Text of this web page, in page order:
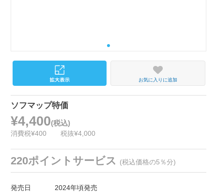
お気に入りに追加
ソフマップ特価
¥4,400(税込)
消費税¥400 税抜¥4,000
220ポイントサービス (税込価格の5％分)
発売日 2024年頃発売